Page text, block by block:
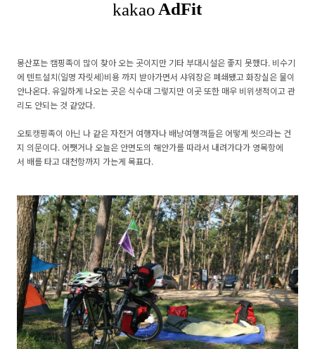
몽산포는 캠핑족이 많이 찾아 오는 곳이지만 기타 부대시설은 좋지 못했다. 비수기
에 텐트설치(일명 자릿세)비용 까지 받아가면서 샤워장은 폐쇄됐고 화장실은 물이
안나온다. 유일하게 나오는 곳은 식수대 그렇지만 이곳 또한 매우 비위생적이고 관
리도 안되는 것 같았다.
오토캥핑족이 아닌 나 같은 자전거 여행자나 배낭여행객들은 어떻게 씻으라는 건
지 의문이다. 어쨋거나 오늘은 안면도의 해안가를 따라서 내려가다가 영목항에
서 배를 타고 대천항까지 가는게 목표다.